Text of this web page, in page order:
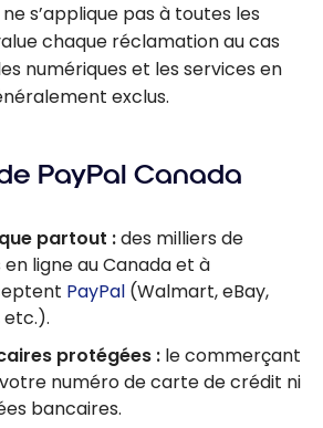
s’applique pas à toutes les
chaque réclamation au cas
numériques et les services en
exclus.
PayPal Canada
partout :des milliers de
ligne au Canada et à
PayPal (Walmart, eBay,
etc.).
protégées : le commerçant
numéro de carte de crédit ni
bancaires.